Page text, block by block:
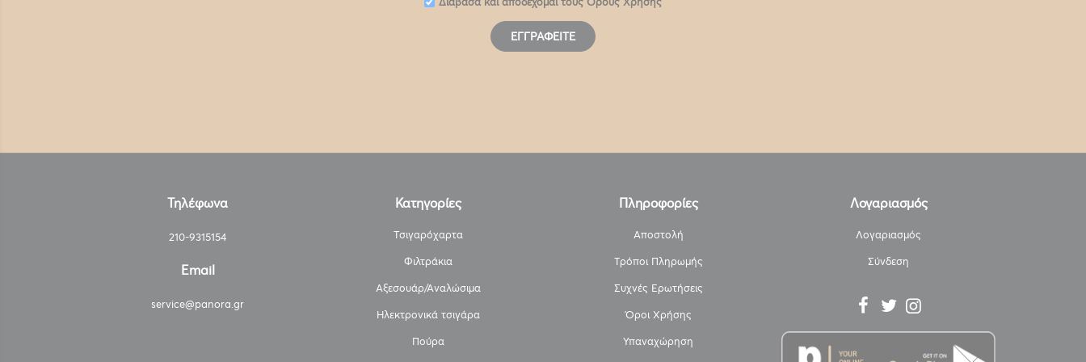
ΕΓΓΡΑΦΕΊΤΕ
Τηλέφωνα
210-9315154
Email
service@panora.gr
Κατηγορίες
Τσιγαρόχαρτα
Φιλτράκια
Αξεσουάρ/Αναλώσιμα
Ηλεκτρονικά τσιγάρα
Πούρα
Πληροφορίες
Αποστολή
Τρόποι Πληρωμής
Συχνές Ερωτήσεις
Όροι Χρήσης
Υπαναχώρηση
Λογαριασμός
Λογαριασμός
Σύνδεση